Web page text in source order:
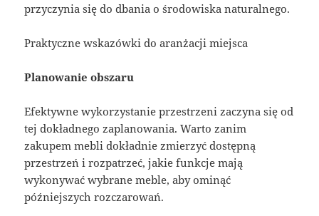
przyczynia się do dbania o środowiska naturalnego.
Praktyczne wskazówki do aranżacji miejsca
Planowanie obszaru
Efektywne wykorzystanie przestrzeni zaczyna się od
tej dokładnego zaplanowania. Warto zanim
zakupem mebli dokładnie zmierzyć dostępną
przestrzeń i rozpatrzeć, jakie funkcje mają
wykonywać wybrane meble, aby ominąć
późniejszych rozczarowań.